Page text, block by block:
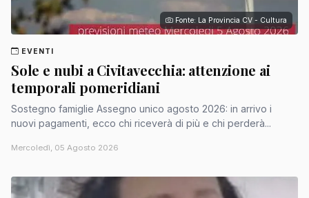
Fonte: La Provincia CV - Cultura
EVENTI
Sole e nubi a Civitavecchia: attenzione ai
temporali pomeridiani
Sostegno famiglie Assegno unico agosto 2026: in arrivo i
nuovi pagamenti, ecco chi riceverà di più e chi perderà...
Mercoledì, 05 Agosto 2026